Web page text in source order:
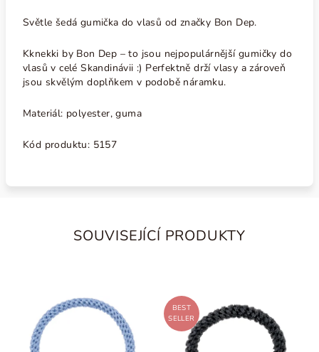
Světle šedá gumička do vlasů od značky Bon Dep.
Kknekki by Bon Dep – to jsou nejpopulárnější gumičky do
vlasů v celé Skandinávii :) Perfektně drží vlasy a zároveň
jsou skvělým doplňkem v podobě náramku.
Materiál: polyester, guma
Kód produktu: 5157
SOUVISEJÍCÍ PRODUKTY
BEST
SELLER